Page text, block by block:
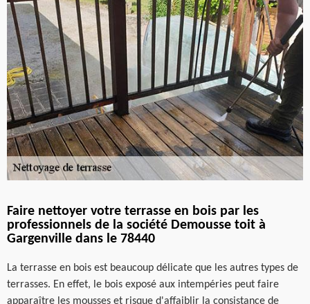
Faire nettoyer votre terrasse en bois par les
professionnels de la société Demousse toit à
Gargenville dans le 78440
La terrasse en bois est beaucoup délicate que les autres types de
terrasses. En effet, le bois exposé aux intempéries peut faire
apparaître les mousses et risque d'affaiblir la consistance de